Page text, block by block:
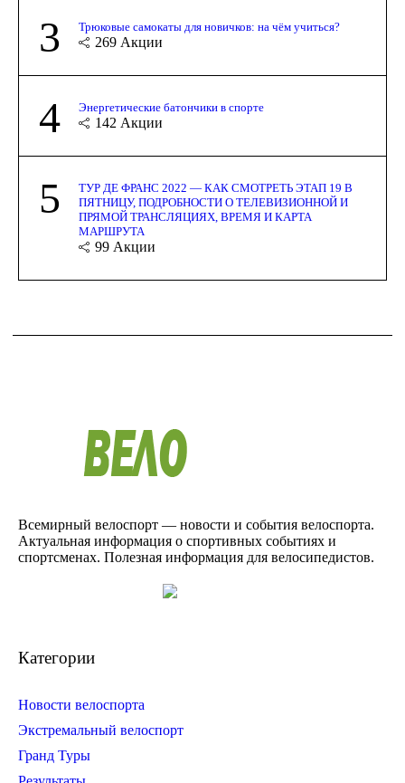
3 Трюковые самокаты для новичков: на чём учиться?
269 Акции
4 Энергетические батончики в спорте
142 Акции
5
ТУР ДЕ ФРАНС 2022 — КАК СМОТРЕТЬ ЭТАП 19 В
ПЯТНИЦУ, ПОДРОБНОСТИ О ТЕЛЕВИЗИОННОЙ И
ПРЯМОЙ ТРАНСЛЯЦИЯХ, ВРЕМЯ И КАРТА
МАРШРУТА
99 Акции
Всемирный велоспорт — новости и события велоспорта.
Актуальная информация о спортивных событиях и
спортсменах. Полезная информация для велосипедистов.
Категории
Новости велоспорта
Экстремальный велоспорт
Гранд Туры